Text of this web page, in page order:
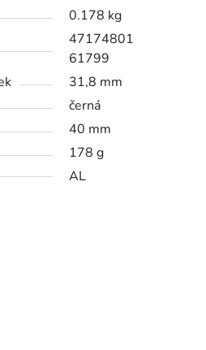
0.178 kg
47174801
61799
31,8 mm
černá
40 mm
178 g
AL